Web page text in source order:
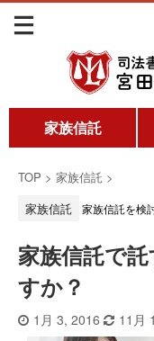
家族信託
TOP > 家族信託 >
家族信託
家族信託を検
家族信託で
すか？
1月 3, 2016 11月